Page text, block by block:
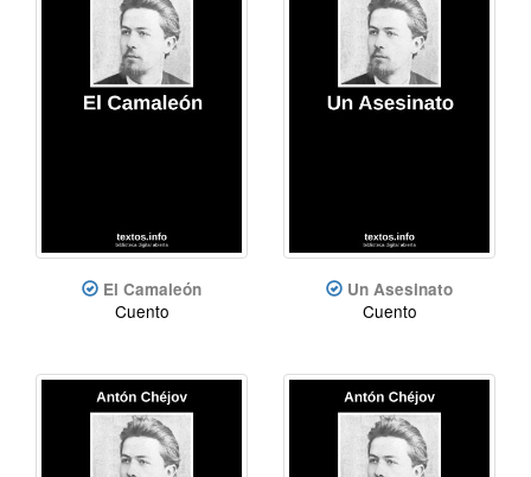
El Camaleón
Cuento
Un Asesinato
Cuento